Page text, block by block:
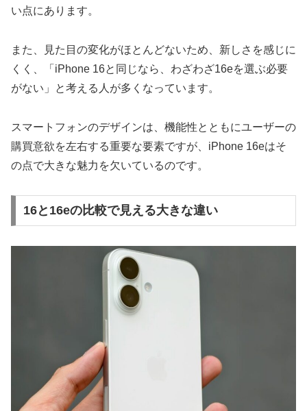
い点にあります。
また、見た目の変化がほとんどないため、新しさを感じに
くく、「iPhone 16と同じなら、わざわざ16eを選ぶ必要
がない」と考える人が多くなっています。
スマートフォンのデザインは、機能性とともにユーザーの
購買意欲を左右する重要な要素ですが、iPhone 16eはそ
の点で大きな魅力を欠いているのです。
16と16eの比較で見える大きな違い